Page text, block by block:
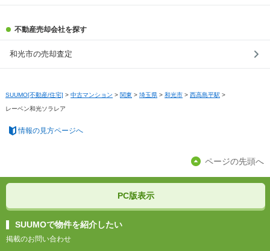
不動産売却会社を探す
和光市の売却査定
SUUMO[不動産/住宅] > 中古マンション > 関東 > 埼玉県 > 和光市 > 西高島平駅 >
レーベン和光ソラレア
情報の見方ページへ
ページの先頭へ
PC版表示
SUUMOで物件を紹介したい
掲載のお問い合わせ